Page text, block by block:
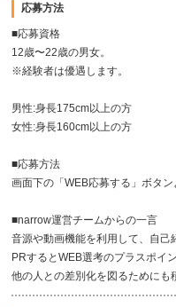
応募方法
■応募資格
12歳〜22歳の男女。
※経験者は優遇します。
男性:身長175cm以上の方
女性:身長160cm以上の方
■応募方法
画面下の「WEB応募する」ボタン
■narrow運営チームからの一言
音源や動画機能を利用して、自
PRするとWEB選考のプラスポイ
他の人との差別化を図るためにも